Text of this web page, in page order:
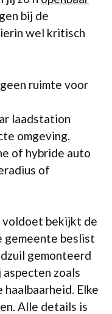
bij de
wel kritisch
ruimte voor
laadstation
omgeving.
of hybride auto
of
voldoet bekijkt de
gemeente beslist
gemonteerd
zoals
Elke
Alle details is